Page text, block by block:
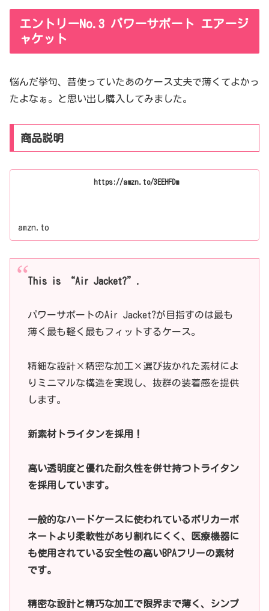
エントリーNo.3 パワーサポート エアージ
ャケット
悩んだ挙句、昔使っていたあのケース丈夫で薄くてよかっ
たよなぁ。と思い出し購入してみました。
商品説明
https://amzn.to/3EEHFDm
amzn.to
This is “Air Jacket?”.
パワーサポートのAir Jacket?が目指すのは最も
薄く最も軽く最もフィットするケース。
精細な設計×精密な加工×選び抜かれた素材によ
りミニマルな構造を実現し、抜群の装着感を提供
します。
新素材トライタンを採用！
高い透明度と優れた耐久性を併せ持つトライタン
を採用しています。
一般的なハードケースに使われているポリカーボ
ネートより柔軟性があり割れにくく、医療機器に
も使用されている安全性の高いBPAフリーの素材
です。
精密な設計と精巧な加工で限界まで薄く、シンプ